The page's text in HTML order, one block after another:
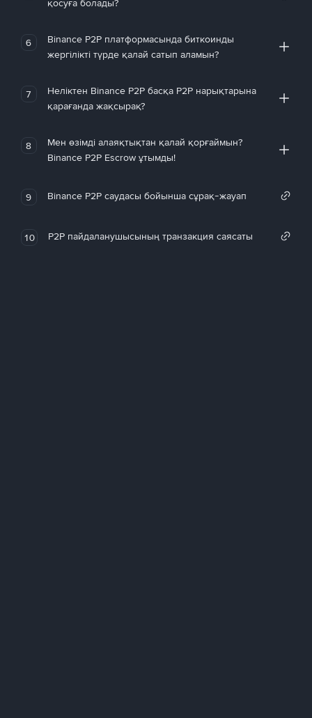
қосуға болады?
6
Binance P2P платформасында биткоинды
жергілікті түрде қалай сатып аламын?
7
Неліктен Binance P2P басқа P2P нарықтарына
қарағанда жақсырақ?
8
Мен өзімді алаяқтықтан қалай қорғаймын?
Binance P2P Escrow ұтымды!
9 Binance P2P саудасы бойынша сұрақ-жауап
10 P2P пайдаланушысының транзакция саясаты